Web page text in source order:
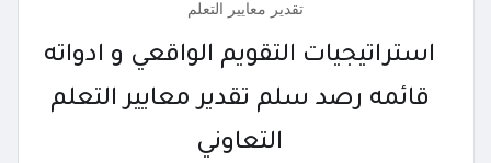
تقدير معايير التعلم
استراتيجيات التقويم الواقعي و ادواته
قائمه رصد سلم تقدير معايير التعلم
التعاوني